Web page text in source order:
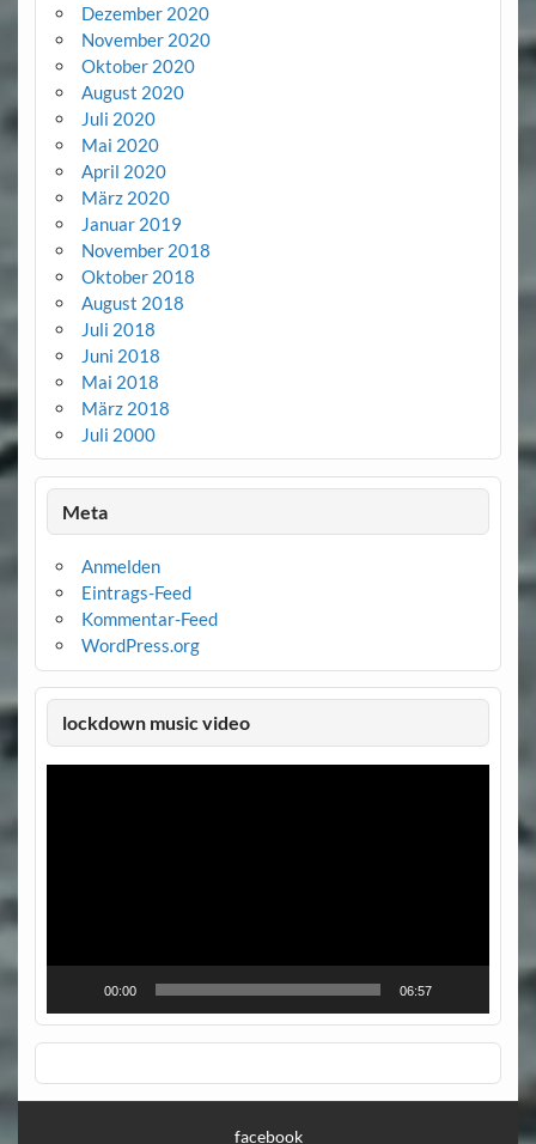
Dezember 2020
November 2020
Oktober 2020
August 2020
Juli 2020
Mai 2020
April 2020
März 2020
Januar 2019
November 2018
Oktober 2018
August 2018
Juli 2018
Juni 2018
Mai 2018
März 2018
Juli 2000
Meta
Anmelden
Eintrags-Feed
Kommentar-Feed
WordPress.org
lockdown music video
Video-
00:00 06:57
facebook